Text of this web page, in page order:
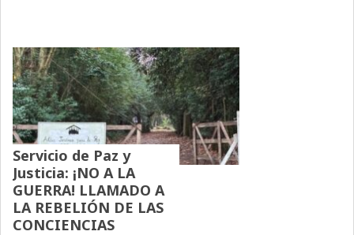
Servicio de Paz y
Justicia: ¡NO A LA
GUERRA! LLAMADO A
LA REBELIÓN DE LAS
CONCIENCIAS